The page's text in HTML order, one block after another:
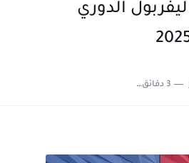
سيلتيك و ميلان مباراة ودية 2026
ليفربول الدوري
3 دقائق للقراءة